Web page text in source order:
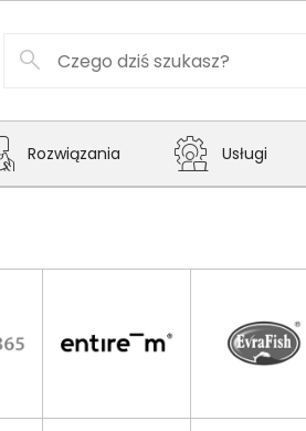
Rozwiązania Usługi